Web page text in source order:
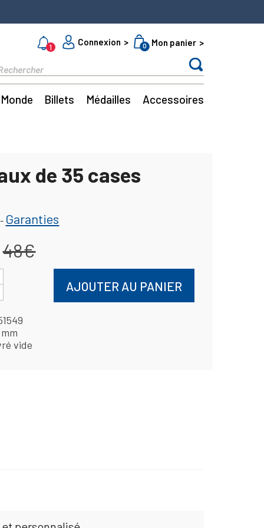
1
Connexion 0 Mon panier
Monde Billets Médailles Accessoires
de 35 cases
Garanties
48€
AJOUTER AU PANIER
vide